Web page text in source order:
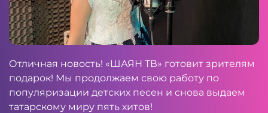
Отличная новость! «ШАЯН ТВ» готовит зрителям
подарок! Мы продолжаем свою работу по
популяризации детских песен и снова выдаем
татарскому миру пять хитов!